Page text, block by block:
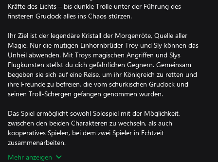
Kräfte des Lichts – bis dunkle Trolle unter der Führung des
finsteren Gruclock alles ins Chaos stürzen.
Ihr Ziel ist der legendäre Kristall der Morgenröte, Quelle aller
Magie. Nur die mutigen Einhornbrüder Troy und Sly können das
Unheil abwenden. Mit Troys magischen Angriffen und Slys
Flugkünsten stellst du dich gefährlichen Gegnern. Gemeinsam
begeben sie sich auf eine Reise, um ihr Königreich zu retten und
ihre Freunde zu befreien, die vom schurkischen Gruclock und
seinen Troll-Schergen gefangen genommen wurden.
Das Spiel ermöglicht sowohl Solospiel mit der Möglichkeit,
zwischen den beiden Charakteren zu wechseln, als auch
kooperatives Spielen, bei dem zwei Spieler in Echtzeit
Mehr anzeigen